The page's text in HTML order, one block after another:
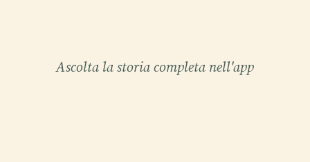
Ascolta la storia completa nell'app